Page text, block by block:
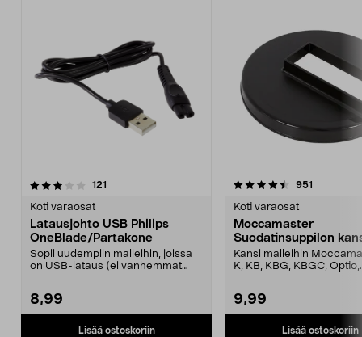
121
Koti varaosat
Latausjohto USB Philips
OneBlade/Partakone
Sopii uudempiin malleihin, joissa
on USB-lataus (ei vanhemmat
8,99
Lisää ostoskoriin
4.5 viidestä
951
Koti varaosat
Moccamaster
Suodatinsuppilon
Kansi malleihin
K, KB, KBG, KBGC, Optio,
9,99
Lisää ostoskoriin
4.5 viidestä